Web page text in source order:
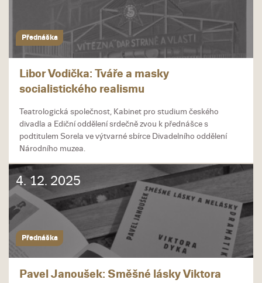
Přednáška
Libor Vodička: Tváře a masky
socialistického realismu
Teatrologická společnost, Kabinet pro studium českého
divadla a Ediční oddělení srdečně zvou k přednášce s
podtitulem Sorela ve výtvarné sbírce Divadelního oddělení
Národního muzea.
4. 12. 2025
Přednáška
Pavel Janoušek: Směšné lásky Viktora